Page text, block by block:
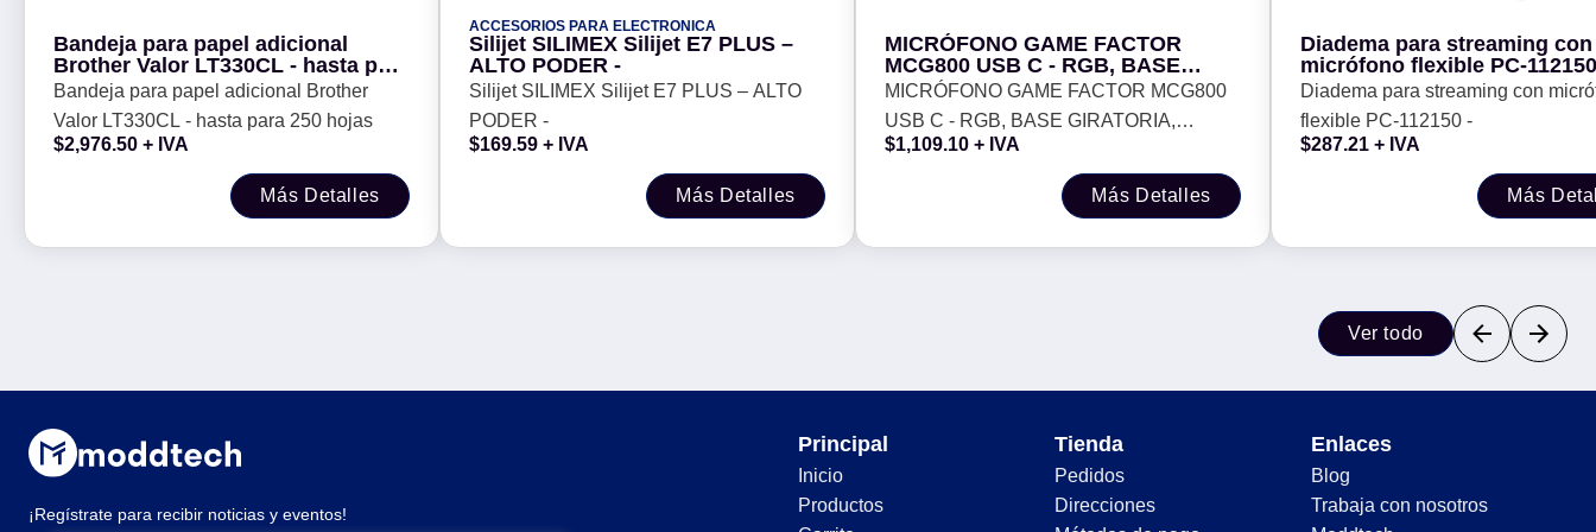
Bandeja para papel adicional
Brother Valor LT330CL - hasta para
250 hojas
Bandeja para papel adicional Brother
Valor LT330CL - hasta para 250 hojas
$2,976.50 + IVA
Más Detalles
ACCESORIOS PARA ELECTRONICA
Silijet SILIMEX Silijet E7 PLUS –
ALTO PODER -
Silijet SILIMEX Silijet E7 PLUS – ALTO
PODER -
$169.59 + IVA
Más Detalles
MICRÓFONO GAME FACTOR
MCG800 USB C - RGB, BASE
GIRATORIA, CANCELACION DE
RUIDO, ANTI POP, CARDIOIDE,
BRAZO AJUSTABLE, CONTROL
DE VOLUMEN, NEGRO
MICRÓFONO GAME FACTOR MCG800
USB C - RGB, BASE GIRATORIA,
CANCELACION DE RUIDO, ANTI POP,
CARDIOIDE, BRAZO AJUSTABLE,
CONTROL DE VOLUMEN, NEGRO
$1,109.10 + IVA
Más Detalles
Diadema para streaming con
micrófono flexible PC-
Diadema para streaming con
flexible PC-112150 -
$287.21 + IVA
Más
Ver todo
¡Regístrate para recibir noticias y eventos!
Principal
Inicio
Productos
Tienda
Pedidos
Direcciones
Enlaces
Blog
Trabaja con nosotros